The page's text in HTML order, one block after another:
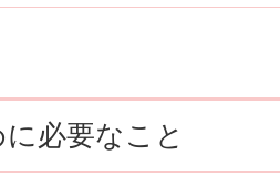
必要なこと